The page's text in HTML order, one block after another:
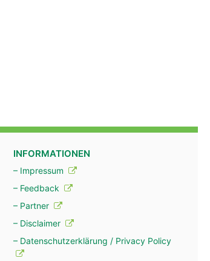
INFORMATIONEN
– Impressum
– Feedback
– Partner
– Disclaimer
– Datenschutzerklärung / Privacy Policy